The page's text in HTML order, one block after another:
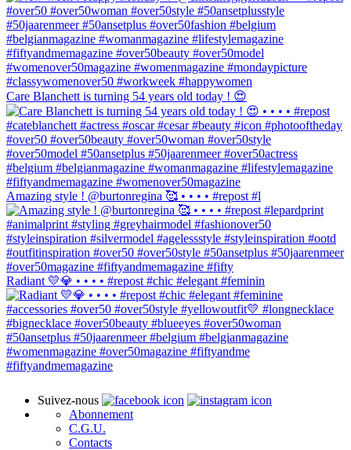
Care Blanchett is turning 54 years old today ! 😍
Amazing style ! @burtonregina 🥰 • • • • #repost #l
Radiant 💛💎 • • • • #repost #chic #elegant #feminin
Suivez-nous
Abonnement
C.G.U.
Contacts